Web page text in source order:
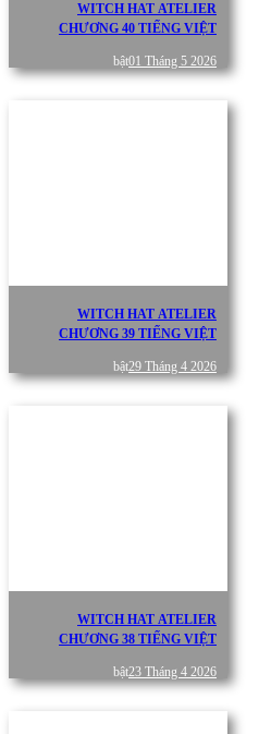
WITCH HAT ATELIER
CHƯƠNG 40 TIẾNG VIỆT
bật01 Tháng 5 2026
WITCH HAT ATELIER
CHƯƠNG 39 TIẾNG VIỆT
bật29 Tháng 4 2026
WITCH HAT ATELIER
CHƯƠNG 38 TIẾNG VIỆT
bật23 Tháng 4 2026